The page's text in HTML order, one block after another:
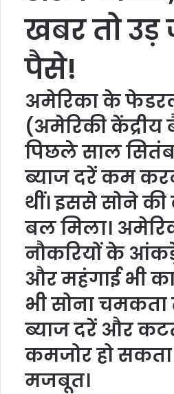
खबर तो उड़
पैसे!
अमेरिका के
(अमेरिकी
पिछले साल
ब्याज दरें कम
थीं। इससे सोने की
बल मिला।
नौकरियों के
और महंगाई भी
भी सोना चमकता
ब्याज दरें और
कमजोर हो
मजबूत।